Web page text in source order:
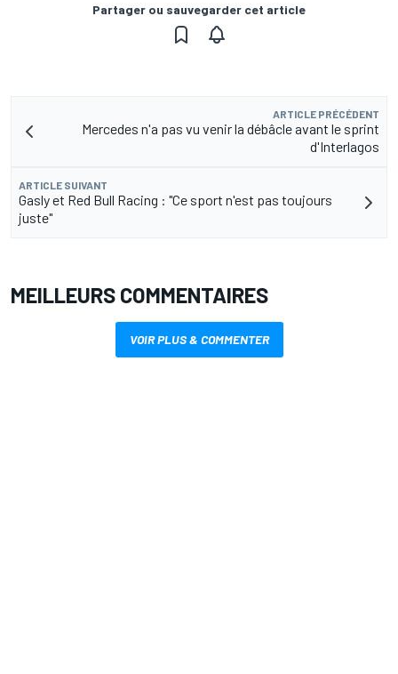
Partager ou sauvegarder cet article
ARTICLE PRÉCÉDENT
Mercedes n'a pas vu venir la débâcle avant le sprint
d'Interlagos
ARTICLE SUIVANT
Gasly et Red Bull Racing : "Ce sport n'est pas toujours
juste"
MEILLEURS COMMENTAIRES
VOIR PLUS & COMMENTER